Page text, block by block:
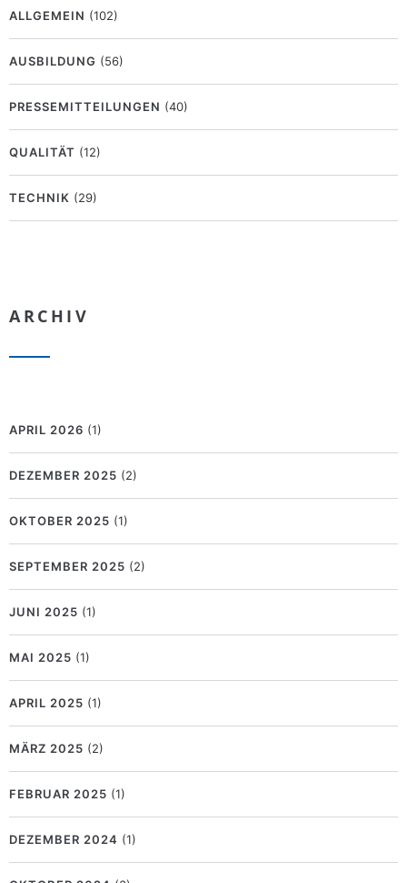
ALLGEMEIN (102)
AUSBILDUNG (56)
PRESSEMITTEILUNGEN (40)
QUALITÄT (12)
TECHNIK (29)
ARCHIV
APRIL 2026 (1)
DEZEMBER 2025 (2)
OKTOBER 2025 (1)
SEPTEMBER 2025 (2)
JUNI 2025 (1)
MAI 2025 (1)
APRIL 2025 (1)
MÄRZ 2025 (2)
FEBRUAR 2025 (1)
DEZEMBER 2024 (1)